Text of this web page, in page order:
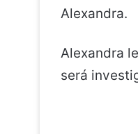
Alexandra.
Alexandra
será